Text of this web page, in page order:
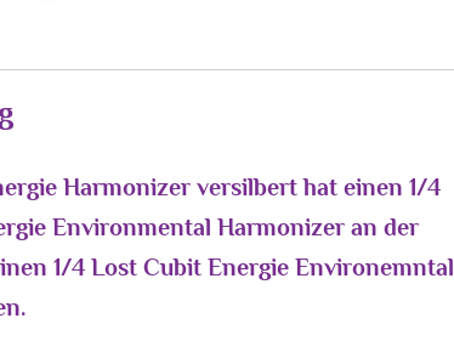
Harmonizer versilbert hat einen 1/4
Environmental Harmonizer an der
1/4 Lost Cubit Energie Environemntal